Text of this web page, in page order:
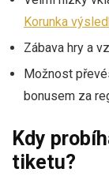
Korunka
Zábava hry a
Možnost
bonusem za
Kdy
tiketu?